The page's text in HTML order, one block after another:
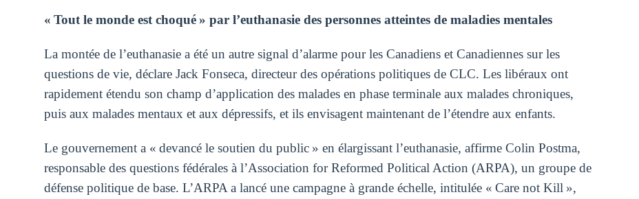
« Tout le monde est choqué » par l’euthanasie des personnes atteintes de maladies mentales
La montée de l’euthanasie a été un autre signal d’alarme pour les Canadiens et Canadiennes sur les
questions de vie, déclare Jack Fonseca, directeur des opérations politiques de CLC. Les libéraux ont
rapidement étendu son champ d’application des malades en phase terminale aux malades chroniques,
puis aux malades mentaux et aux dépressifs, et ils envisagent maintenant de l’étendre aux enfants.
Le gouvernement a « devancé le soutien du public » en élargissant l’euthanasie, affirme Colin Postma,
responsable des questions fédérales à l’Association for Reformed Political Action (ARPA), un groupe de
défense politique de base. L’ARPA a lancé une campagne à grande échelle, intitulée « Care not Kill »,